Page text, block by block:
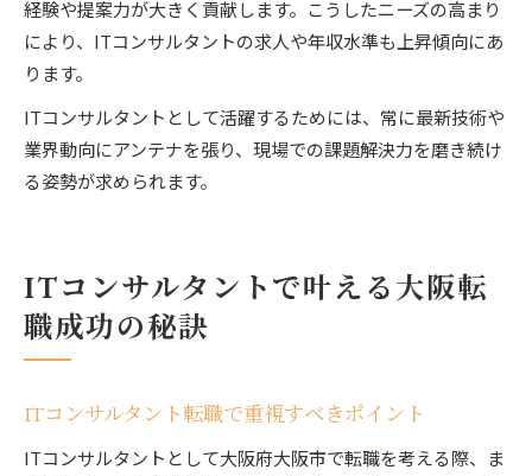
経験や提案力が大きく貢献します。こうしたニーズの高まり
により、ITコンサルタントの求人や年収水準も上昇傾向にあ
ります。
ITコンサルタントとして活躍するためには、常に最新技術や
業界動向にアンテナを張り、現場での課題解決力を磨き続け
る姿勢が求められます。
ITコンサルタントで叶える大阪転
職成功の秘訣
ITコンサルタント転職で重視すべきポイント
ITコンサルタントとして大阪府大阪市で転職を考える際、ま